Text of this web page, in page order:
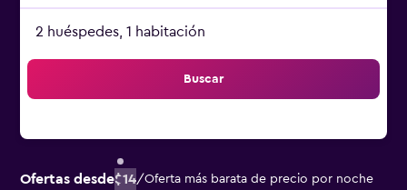
2 huéspedes, 1 habitación
Buscar
Ofertas desde$14/Oferta más barata de precio por noche